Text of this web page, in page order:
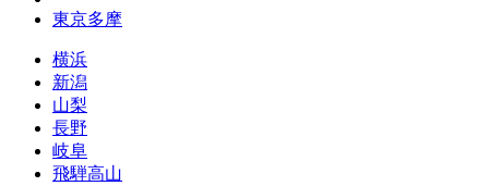
東京多摩
横浜
新潟
山梨
長野
岐阜
飛騨高山